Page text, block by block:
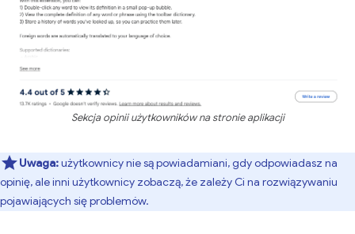
Sekcja opinii użytkowników na stronie aplikacji
Uwaga:użytkownicy nie są powiadamiani, gdy odpowiadasz na
opinię, ale inni użytkownicy zobaczą, że zależy Ci na rozwiązywaniu
pojawiających się problemów.